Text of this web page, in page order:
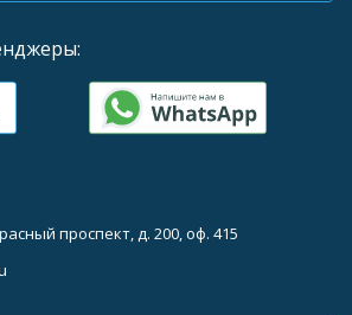
проспект, д. 200, оф. 415